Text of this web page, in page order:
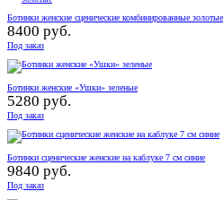
Ботинки женские сценические комбинированные золотые
8400 руб.
Под заказ
Ботинки женские «Ушки» зеленые
5280 руб.
Под заказ
Ботинки сценические женские на каблуке 7 см синие
9840 руб.
Под заказ